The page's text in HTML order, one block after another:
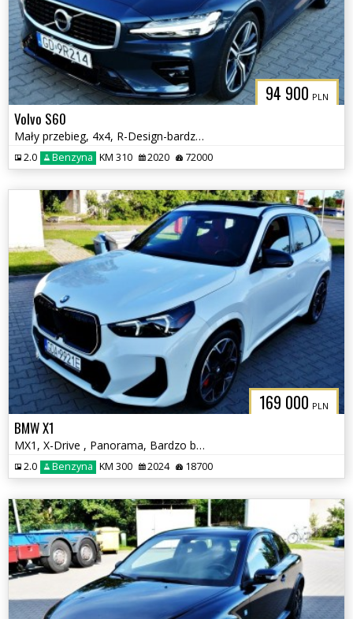
94 900 PLN
Volvo S60
Mały przebieg, 4x4, R-Design-bardzo bogate wyposażenie
2.0 Benzyna KM 310 2020 72000
169 000 PLN
BMW X1
MX1, X-Drive , Panorama, Bardzo bogate wyposażenie
2.0 Benzyna KM 300 2024 18700